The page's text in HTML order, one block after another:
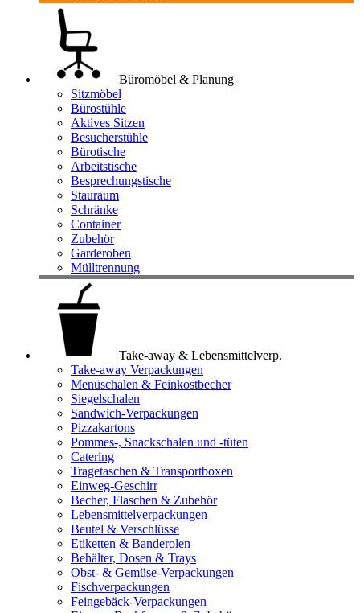
Büromöbel & Planung
Sitzmöbel
Bürostühle
Aktives Sitzen
Besucherstühle
Bürotische
Arbeitstische
Besprechungstische
Stauraum
Schränke
Container
Zubehör
Garderoben
Mülltrennung
Take-away & Lebensmittelverp.
Take-away Verpackungen
Menüschalen & Feinkostbecher
Siegelschalen
Sandwich-Verpackungen
Pizzakartons
Pommes-, Snackschalen und -tüten
Catering
Tragetaschen & Transportboxen
Einweg-Geschirr
Becher, Flaschen & Zubehör
Lebensmittelverpackungen
Beutel & Verschlüsse
Etiketten & Banderolen
Behälter, Dosen & Trays
Obst- & Gemüse-Verpackungen
Fischverpackungen
Feingebäck-Verpackungen